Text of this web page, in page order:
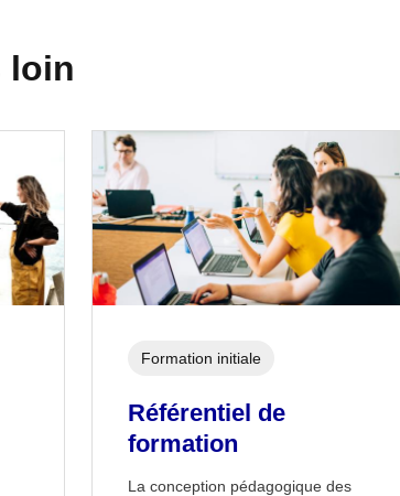
loin
Référentiel de
formation
La conception pédagogique des
Formation initiale